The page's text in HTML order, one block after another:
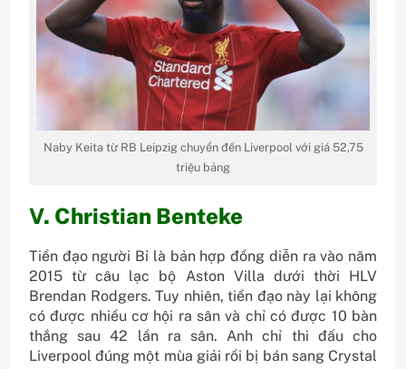
Naby Keita từ RB Leipzig chuyển đến Liverpool với giá 52,75
triệu bảng
V. Christian Benteke
Tiền đạo người Bỉ là bản hợp đồng diễn ra vào năm
2015 từ câu lạc bộ Aston Villa dưới thời HLV
Brendan Rodgers. Tuy nhiên, tiền đạo này lại không
có được nhiều cơ hội ra sân và chỉ có được 10 bàn
thắng sau 42 lần ra sân. Anh chỉ thi đấu cho
Liverpool đúng một mùa giải rồi bị bán sang Crystal